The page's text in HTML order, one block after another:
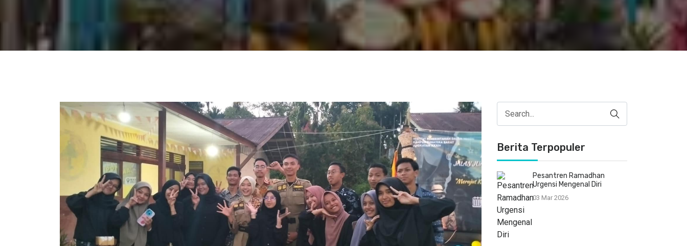
Berita Terpopuler
Pesantren Ramadhan
Urgensi Mengenal Diri
03 Mar 2026